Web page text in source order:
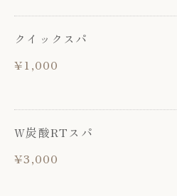
クイックスパ
¥1,000
W炭酸RTスパ
¥3,000